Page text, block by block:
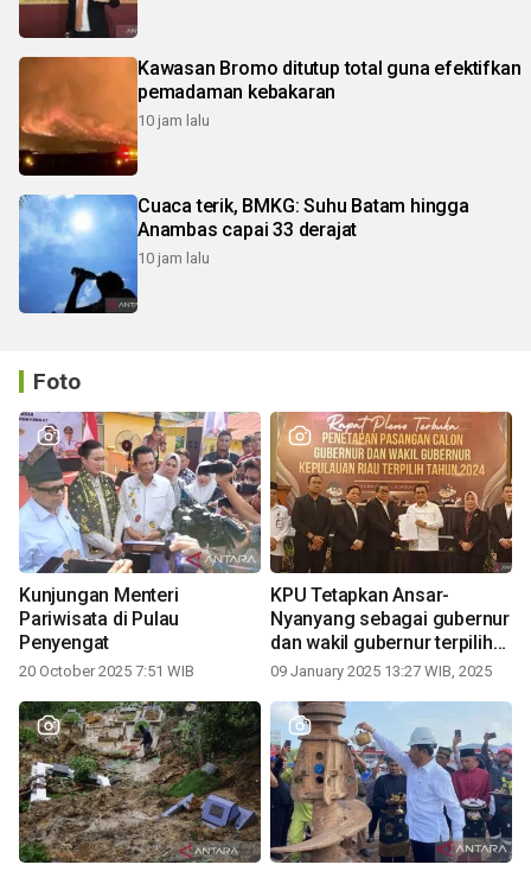
Kawasan Bromo ditutup total guna efektifkan
pemadaman kebakaran
10 jam lalu
Cuaca terik, BMKG: Suhu Batam hingga
Anambas capai 33 derajat
10 jam lalu
Foto
Kunjungan Menteri
Pariwisata di Pulau
Penyengat
20 October 2025 7:51 WIB
KPU Tetapkan Ansar-
Nyanyang sebagai gubernur
dan wakil gubernur terpilih
periode 2025-2030
09 January 2025 13:27 WIB, 2025